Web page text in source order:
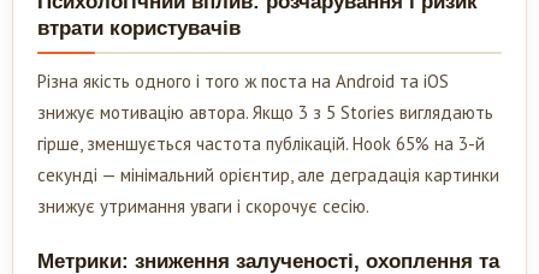
втрати користувачів
Різна якість одного і того ж поста на Android та iOS
знижує мотивацію автора. Якщо 3 з 5 Stories виглядають
гірше, зменшується частота публікацій. Hook 65% на 3-й
секунді — мінімальний орієнтир, але деградація картинки
знижує утримання уваги і скорочує сесію.
Метрики: зниження залученості, охоплення та